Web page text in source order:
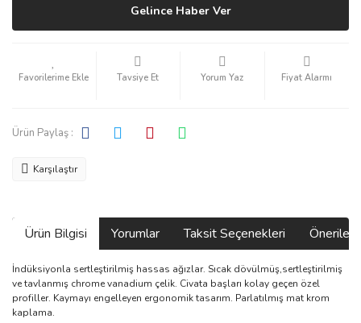
Gelince Haber Ver
Tavsiye Et Yorum Yaz Fiyat Alarmı
Ürün Paylaş :
Karşılaştır
Ürün Bilgisi Yorumlar Taksit Seçenekleri
İndüksiyonla sertleştirilmiş hassas ağızlar. Sıcak dövülmüş,sertleştirilmiş
ve tavlanmış chrome vanadium çelik. Civata başları kolay geçen özel
profiller. Kaymayı engelleyen ergonomik tasarım. Parlatılmış mat krom
kaplama.